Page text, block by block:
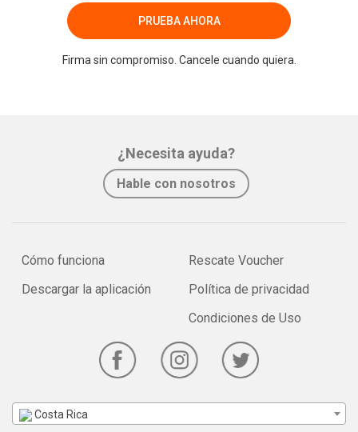
PRUEBA AHORA
Firma sin compromiso. Cancele cuando quiera.
¿Necesita ayuda?
Hable con nosotros
Cómo funciona
Descargar la aplicación
Rescate Voucher
Política de privacidad
Condiciones de Uso
Costa Rica